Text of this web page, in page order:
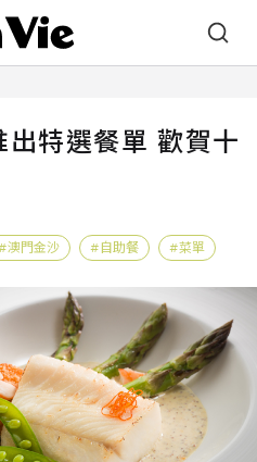
特選餐單 歡賀十
澳門金沙 自助餐 菜單